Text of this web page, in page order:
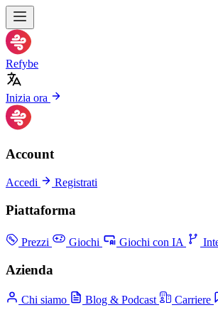
Refybe
Inizia ora
Account
Accedi Registrati
Piattaforma
Prezzi Giochi Giochi con IA
Azienda
Chi siamo Blog & Podcast Carriere